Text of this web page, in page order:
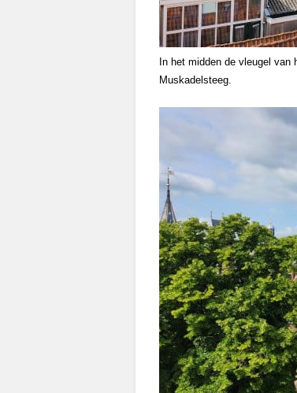
In het midden de vleugel
Muskadelsteeg.